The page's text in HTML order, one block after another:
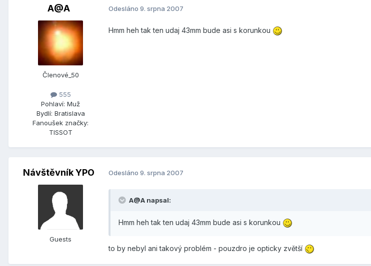
A@A
Členové_50
555
Pohlaví: Muž
Bydlí: Bratislava
Fanoušek značky:
TISSOT
Odesláno 9. srpna 2007
Hmm heh tak ten udaj 43mm bude asi s korunkou
Návštěvník YPO
Guests
Odesláno 9. srpna 2007
A@A napsal:
Hmm heh tak ten udaj 43mm bude asi s korunkou
to by nebyl ani takový problém - pouzdro je opticky zvětší